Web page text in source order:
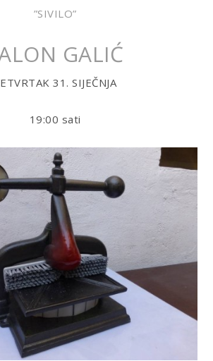
”SIVILO”
GALIĆ
31. SIJEČNJA
19:00 sati